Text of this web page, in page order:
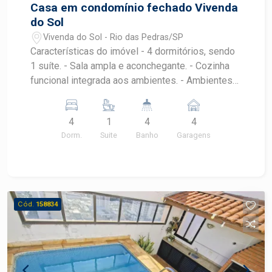
Casa em condomínio fechado Vivenda
do Sol
Vivenda do Sol - Rio das Pedras/SP
Características do imóvel - 4 dormitórios, sendo
1 suíte. - Sala ampla e aconchegante. - Cozinha
funcional integrada aos ambientes. - Ambientes
de garagem paralelas. Diferenciais - Sistema de
energia solar fotovoltaica com 20 placas,
proporcionando economia e sustentabilidade. -
condicionado instalado em 3 dormitórios,
garantindo conforto térmico. - Amplo espaço
externo, perfeito para lazer e convivência. - Muito
contato com a natureza, privacidade e
tranquilidade. - Condomínio fechado com
4
Dorm.
1
Suite
4
Banho
4
Garagens
Cód. 158834